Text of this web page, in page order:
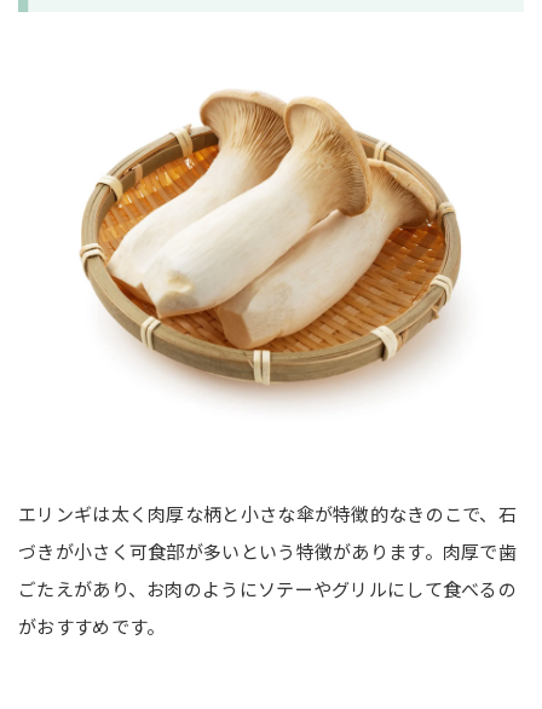
エリンギは太く肉厚な柄と小さな傘が特徴的なきのこで、石
づきが小さく可食部が多いという特徴があります。肉厚で歯
ごたえがあり、お肉のようにソテーやグリルにして食べるの
がおすすめです。